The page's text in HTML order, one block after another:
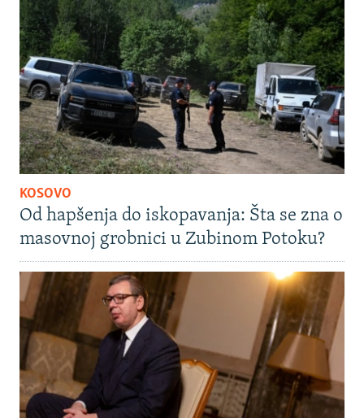
KOSOVO
Od hapšenja do iskopavanja: Šta se zna o
masovnoj grobnici u Zubinom Potoku?